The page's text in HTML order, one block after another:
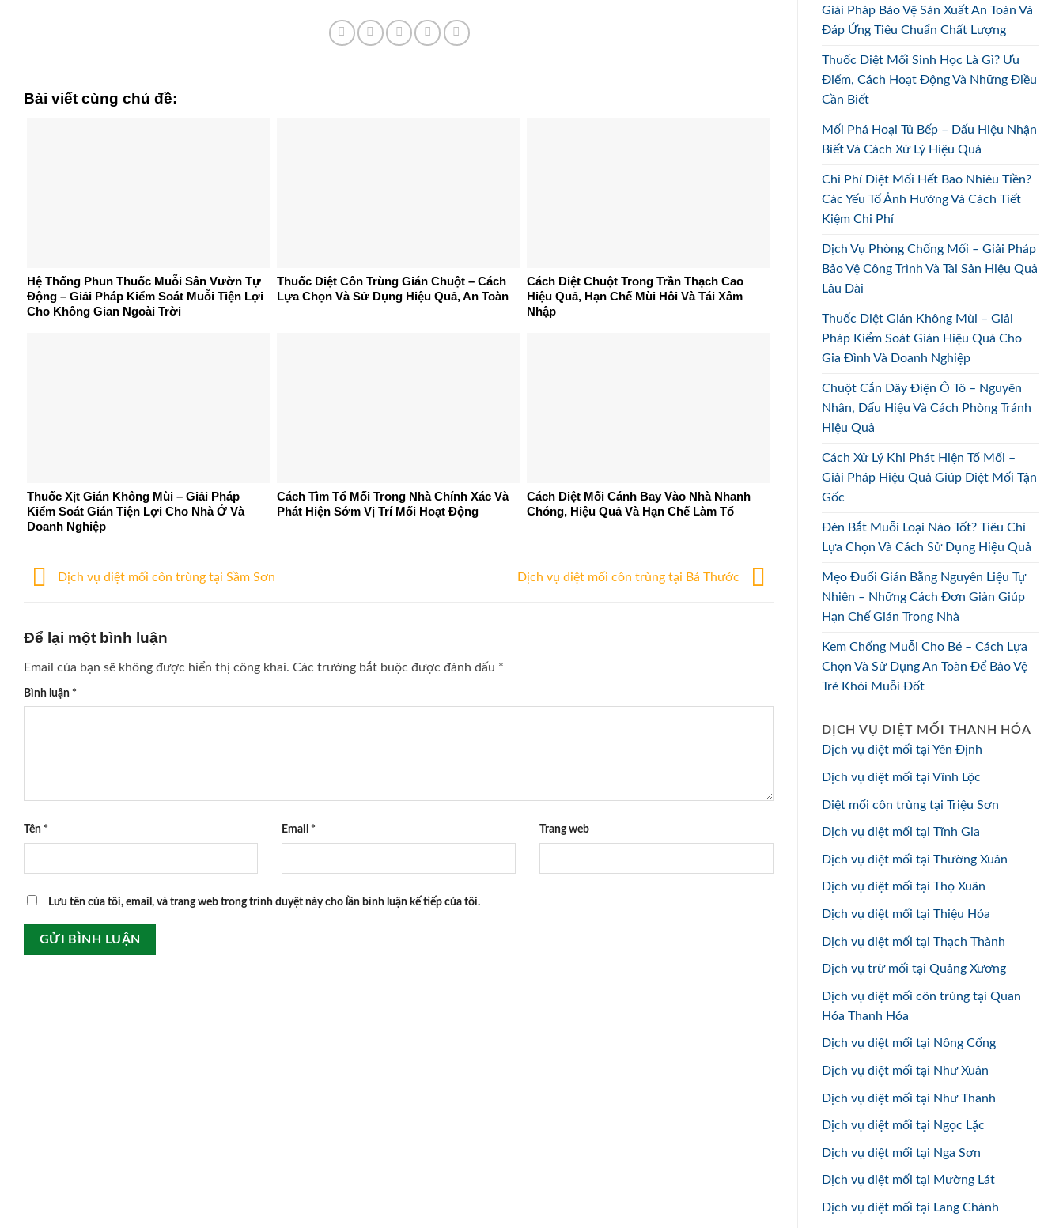
Bài viết cùng chủ đề:
Hệ Thống Phun Thuốc Muỗi Sân Vườn Tự
Động – Giải Pháp Kiểm Soát Muỗi Tiện Lợi
Cho Không Gian Ngoài Trời
Thuốc Diệt Côn Trùng Gián Chuột – Cách
Lựa Chọn Và Sử Dụng Hiệu Quả, An Toàn
Cách Diệt Chuột Trong Trần Thạch Cao
Hiệu Quả, Hạn Chế Mùi Hôi Và Tái Xâm
Nhập
Thuốc Xịt Gián Không Mùi – Giải Pháp
Kiểm Soát Gián Tiện Lợi Cho Nhà Ở Và
Doanh Nghiệp
Cách Tìm Tổ Mối Trong Nhà Chính Xác Và
Phát Hiện Sớm Vị Trí Mối Hoạt Động
Cách Diệt Mối Cánh Bay Vào Nhà Nhanh
Chóng, Hiệu Quả Và Hạn Chế Làm Tổ
Dịch vụ diệt mối côn trùng tại Sầm Sơn Dịch vụ diệt mối côn trùng tại Bá Thước
Để lại một bình luận
Email của bạn sẽ không được hiển thị công khai. Các trường bắt buộc được đánh dấu *
Bình luận *
Tên * Email * Trang web
Lưu tên của tôi, email, và trang web trong trình duyệt này cho lần bình luận kế tiếp của tôi.
Giải Pháp Bảo Vệ Sản Xuất An Toàn Và
Đáp Ứng Tiêu Chuẩn Chất Lượng
Thuốc Diệt Mối Sinh Học Là Gì? Ưu
Điểm, Cách Hoạt Động Và Những Điều
Cần Biết
Mối Phá Hoại Tủ Bếp – Dấu Hiệu Nhận
Biết Và Cách Xử Lý Hiệu Quả
Chi Phí Diệt Mối Hết Bao Nhiêu Tiền?
Các Yếu Tố Ảnh Hưởng Và Cách Tiết
Kiệm Chi Phí
Dịch Vụ Phòng Chống Mối – Giải Pháp
Bảo Vệ Công Trình Và Tài Sản Hiệu Quả
Lâu Dài
Thuốc Diệt Gián Không Mùi – Giải
Pháp Kiểm Soát Gián Hiệu Quả Cho
Gia Đình Và Doanh Nghiệp
Chuột Cắn Dây Điện Ô Tô – Nguyên
Nhân, Dấu Hiệu Và Cách Phòng Tránh
Hiệu Quả
Cách Xử Lý Khi Phát Hiện Tổ Mối –
Giải Pháp Hiệu Quả Giúp Diệt Mối Tận
Gốc
Đèn Bắt Muỗi Loại Nào Tốt? Tiêu Chí
Lựa Chọn Và Cách Sử Dụng Hiệu Quả
Mẹo Đuổi Gián Bằng Nguyên Liệu Tự
Nhiên – Những Cách Đơn Giản Giúp
Hạn Chế Gián Trong Nhà
Kem Chống Muỗi Cho Bé – Cách Lựa
Chọn Và Sử Dụng An Toàn Để Bảo Vệ
Trẻ Khỏi Muỗi Đốt
DỊCH VỤ DIỆT MỐI THANH HÓA
Dịch vụ diệt mối tại Yên Định
Dịch vụ diệt mối tại Vĩnh Lộc
Diệt mối côn trùng tại Triệu Sơn
Dịch vụ diệt mối tại Tĩnh Gia
Dịch vụ diệt mối tại Thường Xuân
Dịch vụ diệt mối tại Thọ Xuân
Dịch vụ diệt mối tại Thiệu Hóa
Dịch vụ diệt mối tại Thạch Thành
Dịch vụ trừ mối tại Quảng Xương
Dịch vụ diệt mối côn trùng tại Quan
Hóa Thanh Hóa
Dịch vụ diệt mối tại Nông Cống
Dịch vụ diệt mối tại Như Xuân
Dịch vụ diệt mối tại Như Thanh
Dịch vụ diệt mối tại Ngọc Lặc
Dịch vụ diệt mối tại Nga Sơn
Dịch vụ diệt mối tại Mường Lát
Dịch vụ diệt mối tại Lang Chánh